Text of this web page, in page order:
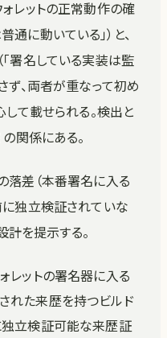
レットの正常動作の確
に動いている」）と、
署名している実装は監
ず、両者が重なって初め
して載せられる。検出と
の関係にある。
落差（本番署名に入る
独立検証されていな
計を提示する。
レットの署名器に入る
れた来歴を持つビルド
独立検証可能な来歴証